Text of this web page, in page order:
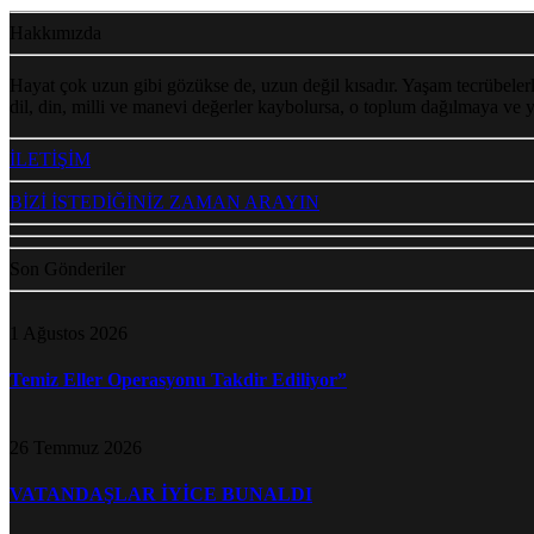
Hakkımızda
Hayat çok uzun gibi gözükse de, uzun değil kısadır. Yaşam
dil, din, milli ve manevi değerler kaybolursa, o toplum dağılmaya ve
İLETİŞİM
BİZİ İSTEDİĞİNİZ ZAMAN ARAYIN
Son Gönderiler
1 Ağustos 2026
Temiz Eller Operasyonu Takdir Ediliyor”
26 Temmuz 2026
VATANDAŞLAR İYİCE BUNALDI